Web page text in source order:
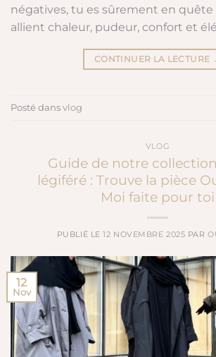
négatives, tu es sûrement en quête
allient chaleur, pudeur, confort et
CONTINUER LA LECTURE
Posté dans vlog
VLOG
Guide de notre
légiféré : Trouve la pièce
Moi faite pour toi
PUBLIÉ LE12 NOVEMBRE 2025 PAR
12
Nov